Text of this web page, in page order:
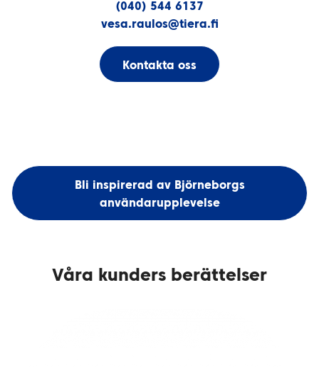
(040) 544 6137
vesa.raulos@tiera.fi
Kontakta oss
Bli inspirerad av Björneborgs
användarupplevelse
Våra kunders berättelser